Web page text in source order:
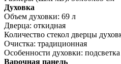
Духовка
Объем духовки: 69 л
Дверца: откидная
Количество стекол дверцы
Очистка: традиционная
Особенности духовки: подсветка
Варочная панель